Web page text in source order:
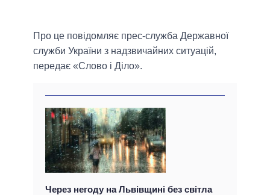
Про це повідомляє прес-служба Державної
служби України з надзвичайних ситуацій,
передає «Слово і Діло».
Через негоду на Львівщині без світла